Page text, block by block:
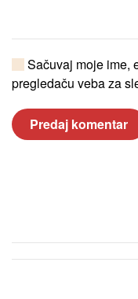
Sačuvaj moje ime,
pregledaču veba za
Predaj komentar